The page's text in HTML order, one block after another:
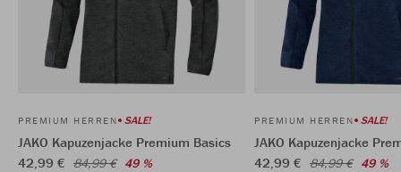
PREMIUM HERREN SALE!
JAKO Kapuzenjacke Premium Basics
42,99 € 84,99 € 49 %
PREMIUM HERREN SALE!
JAKO Kapuzenjacke
42,99 € 84,99 € 49 %